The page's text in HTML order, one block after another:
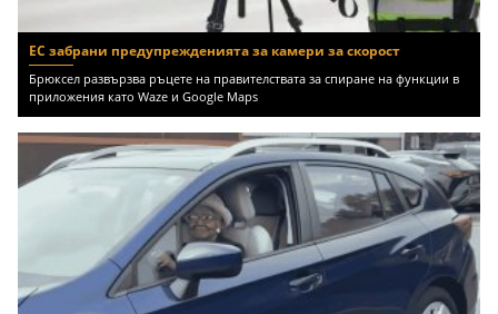
ЕС забрани предупрежденията за камери за скорост
Брюксел развързва ръцете на правителствата за спиране на функции в
приложения като Waze и Google Maps